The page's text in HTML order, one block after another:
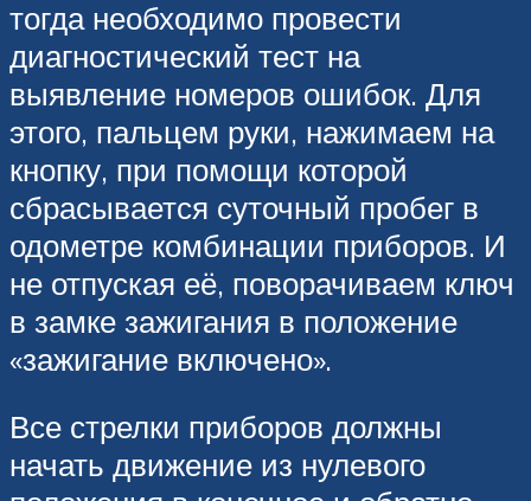
тогда необходимо провести
диагностический тест на
выявление номеров ошибок. Для
этого, пальцем руки, нажимаем на
кнопку, при помощи которой
сбрасывается суточный пробег в
одометре комбинации приборов. И
не отпуская её, поворачиваем ключ
в замке зажигания в положение
«зажигание включено».
Все стрелки приборов должны
начать движение из нулевого